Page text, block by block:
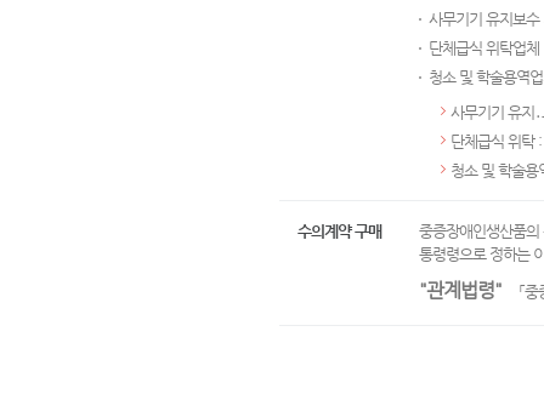
사무기기 유지보수
단체급식 위탁업체
청소 및 학술용역
사무기기 유지
단체급식 위탁
청소 및 학술용
수의계약 구매
중증장애인생산품
통령령으로 정하는
"관계법령" 「중